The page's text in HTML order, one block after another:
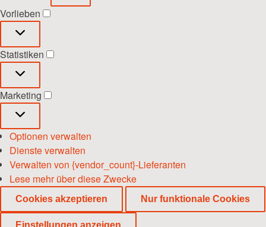
Vorlieben
Vorlieben
Statistiken
Statistiken
Marketing
Marketing
Optionen verwalten
Dienste verwalten
Verwalten von {vendor_count}-Lieferanten
Lese mehr über diese Zwecke
Cookies akzeptieren Nur funktionale Cookies
Einstellungen anzeigen